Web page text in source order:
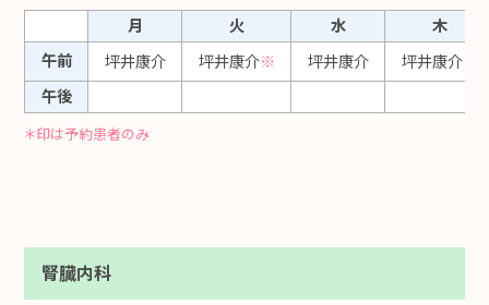
月 火 水
木
午前
坪井康介 坪井康介※ 坪井康介 坪井康介※
午後
＊印は予約患者のみ
腎臓内科